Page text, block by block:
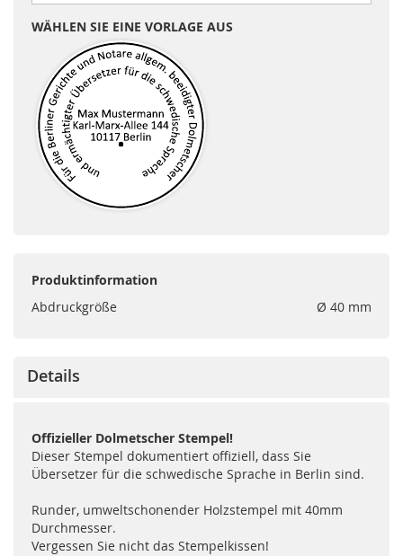
WÄHLEN SIE EINE VORLAGE AUS
Produktinformation
Abdruckgröße
Ø 40 mm
Details
Offizieller Dolmetscher Stempel!
Dieser Stempel dokumentiert offiziell, dass Sie
Übersetzer für die schwedische Sprache in Berlin sind.
Runder, umweltschonender Holzstempel mit 40mm
Durchmesser.
Vergessen Sie nicht das Stempelkissen!